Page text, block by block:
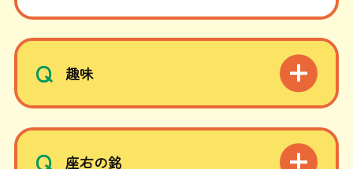
Q 趣味
Q 座右の銘